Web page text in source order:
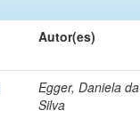
Autor(es)
Egger, Daniela da
Silva